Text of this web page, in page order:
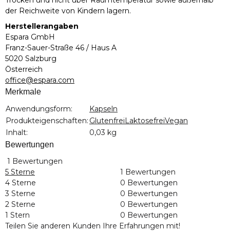
der Reichweite von Kindern lagern.
Herstellerangaben
Espara GmbH
Franz-Sauer-Straße 46 / Haus A
5020 Salzburg
Österreich
office@espara.com
Merkmale
Produkteigenschaft
Wert
Anwendungsform:
Kapseln
Produkteigenschaften: GlutenfreiLaktosefreiVegan
Inhalt:
0,03 kg
Bewertungen
1 Bewertungen
5 Sterne
1 Bewertungen
4 Sterne
0 Bewertungen
3 Sterne
0 Bewertungen
2 Sterne
0 Bewertungen
1 Stern
0 Bewertungen
Teilen Sie anderen Kunden Ihre Erfahrungen mit!